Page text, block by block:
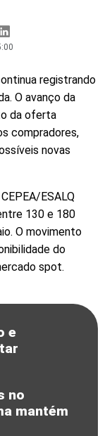
registrando
O avanço da
da oferta
compradores,
novas
ESALQ
130 e 180
O movimento
do
spot.
e
no
mantém